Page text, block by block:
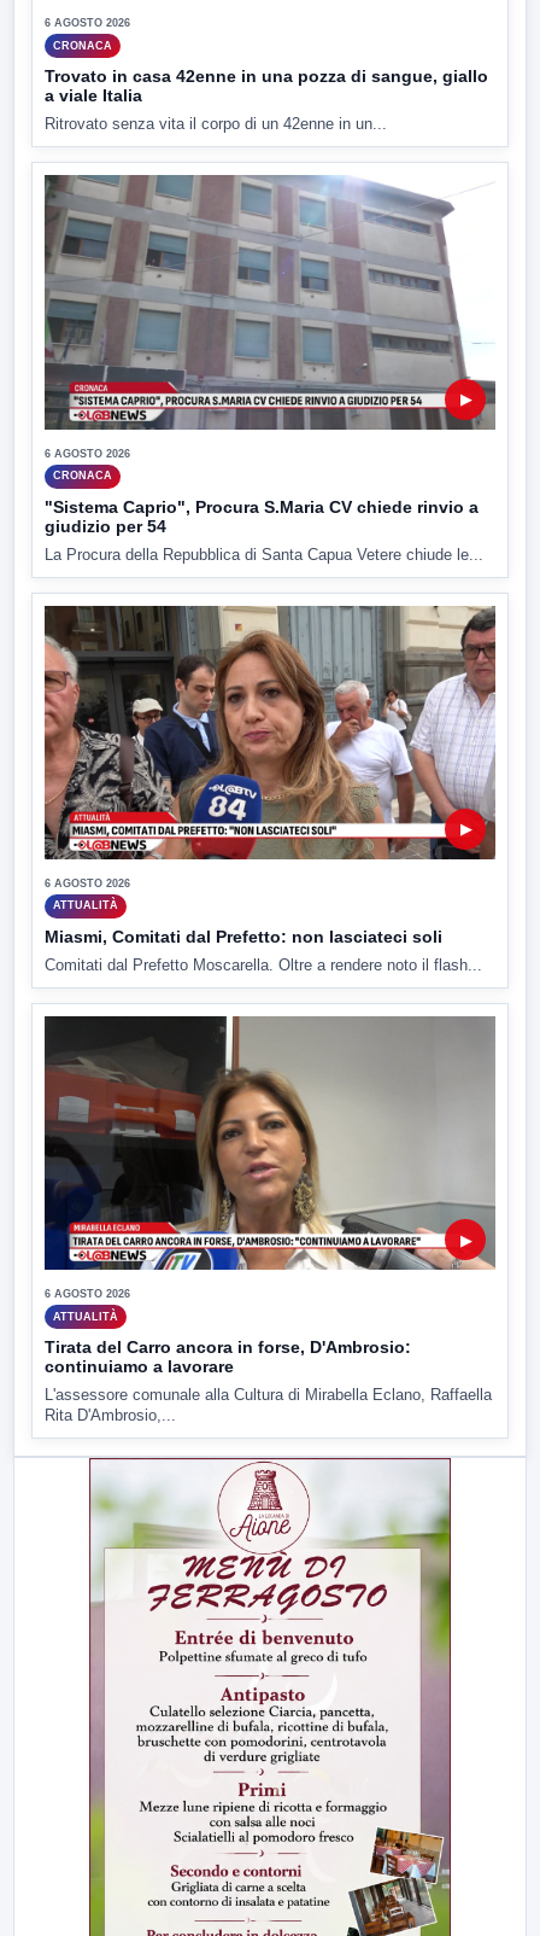
6 AGOSTO 2026
CRONACA
Trovato in casa 42enne in una pozza di sangue, giallo
a viale Italia
Ritrovato senza vita il corpo di un 42enne in un...
▶
6 AGOSTO 2026
CRONACA
"Sistema Caprio", Procura S.Maria CV chiede rinvio a
giudizio per 54
La Procura della Repubblica di Santa Capua Vetere chiude le...
▶
6 AGOSTO 2026
ATTUALITÀ
Miasmi, Comitati dal Prefetto: non lasciateci soli
Comitati dal Prefetto Moscarella. Oltre a rendere noto il flash...
▶
6 AGOSTO 2026
ATTUALITÀ
Tirata del Carro ancora in forse, D'Ambrosio:
continuiamo a lavorare
L'assessore comunale alla Cultura di Mirabella Eclano, Raffaella
Rita D'Ambrosio,...